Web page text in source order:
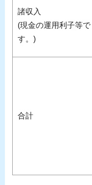
諸収入
(現金の運用利子等で
す。)
合計